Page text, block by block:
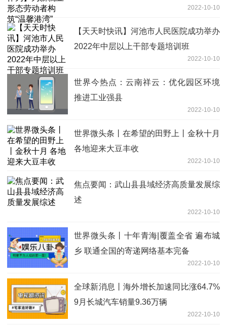
2022-10-10
【天天时快讯】河池市人民医院成功举办
2022年中层以上干部专题培训班
2022-10-10
世界今热点：云南祥云：优化园区环境
推进工业强县
2022-10-10
世界微头条丨在希望的田野上丨金秋十月
各地迎来大豆丰收
2022-10-10
焦点要闻：武山县县域经济高质量发展综
述
2022-10-10
世界微头条丨十年青海|覆盖全省 遍布城
乡 联通全国的寄递网络基本完备
2022-10-10
全球新消息丨海外增长加速同比涨64.7%
9月长城汽车销量9.36万辆
2022-10-10